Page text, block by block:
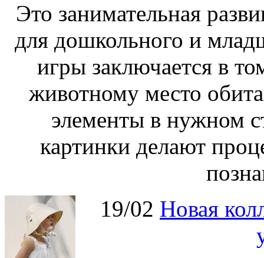
Это занимательная
для дошкольного и
игры заключается в
животному место
элементы в нужном
картинки делают
19/02 Новая